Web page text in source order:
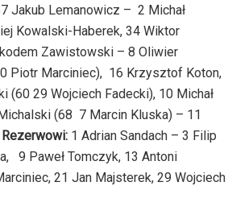
Jakub Lemanowicz – 2 Michał
Kowalski-Haberek, 34 Wiktor
Zawistowski – 8 Oliwier
Piotr Marciniec), 16 Krzysztof Koton,
(60 29 Wojciech Fadecki), 10 Michał
(68 7 Marcin Kluska) – 11
Rezerwowi: 1 Adrian Sandach – 3 Filip
9 Paweł Tomczyk, 13 Antoni
21 Jan Majsterek, 29 Wojciech